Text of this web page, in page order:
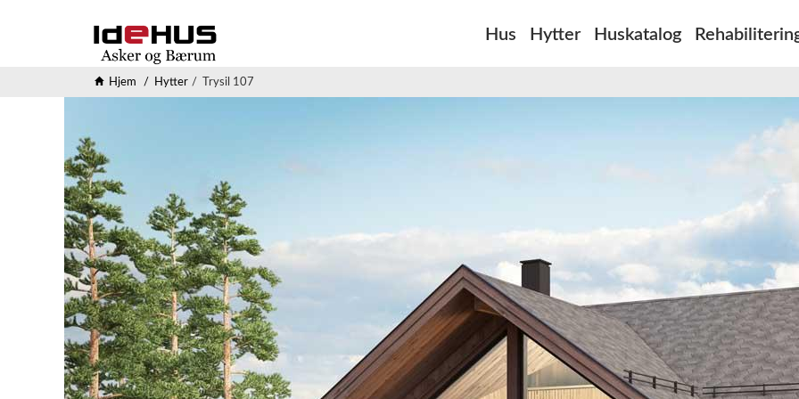
Hus Hytter Huskatalog
Hjem Hytter Trysil 107